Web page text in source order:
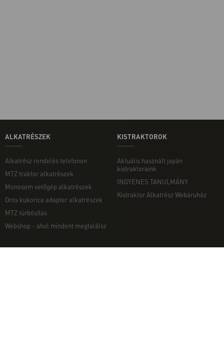
ALKATRÉSZEK
Alkatrész rendelés telefonon
MTZ traktor alkatrészek
Monosem vetőgép alkatrészek
Oros kukorica adapter alkatrészek
MTZ túrbósítás
Webshop - ahol mindent megtalálsz
KISTRAKTOROK
Aktuális használt japán
kistraktoraink
INGYENES TANULMÁNY
Kistraktor Alkatrész Webáruház